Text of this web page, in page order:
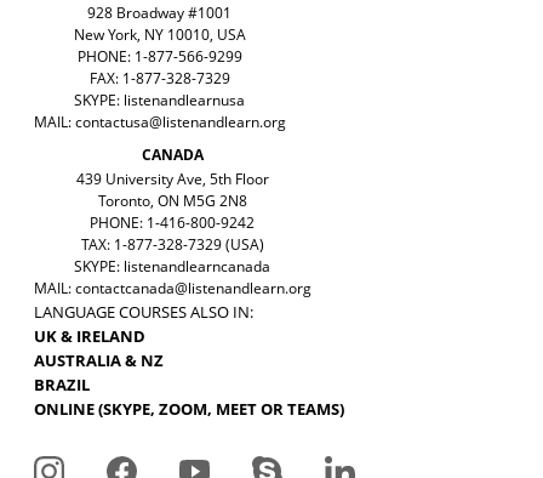
928 Broadway #1001
New York, NY 10010, USA
PHONE: 1-877-566-9299
FAX: 1-877-328-7329
SKYPE: listenandlearnusa
MAIL:contactusa@listenandlearn.org
CANADA
439 University Ave, 5th Floor
Toronto, ON M5G 2N8
PHONE: 1-416-800-9242
TAX: 1-877-328-7329 (USA)
SKYPE: listenandlearncanada
MAIL:contactcanada@listenandlearn.org
LANGUAGE COURSES ALSO IN:
UK & IRELAND
AUSTRALIA & NZ
BRAZIL
ONLINE (SKYPE, ZOOM, MEET OR TEAMS)